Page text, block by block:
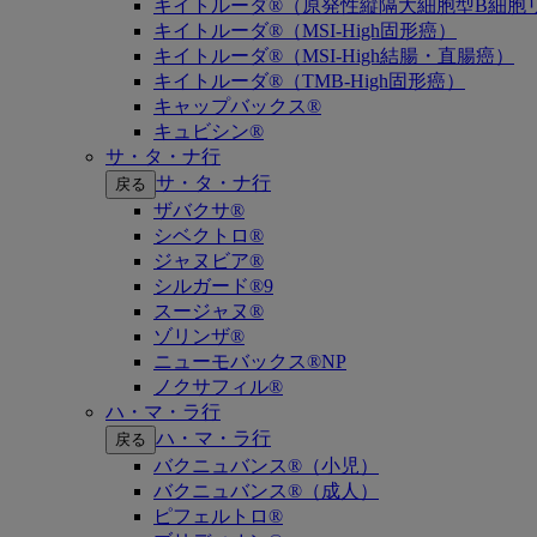
キイトルーダ®（原発性縦隔大細胞型B細胞
キイトルーダ®（MSI-High固形癌）
キイトルーダ®（MSI-High結腸・直腸癌）
キイトルーダ®（TMB-High固形癌）
キャップバックス®
キュビシン®
サ・タ・ナ行
戻る サ・タ・ナ行
ザバクサ®
シベクトロ®
ジャヌビア®
シルガード®9
スージャヌ®
ゾリンザ®
ニューモバックス®NP
ノクサフィル®
ハ・マ・ラ行
戻る ハ・マ・ラ行
バクニュバンス®（小児）
バクニュバンス®（成人）
ピフェルトロ®